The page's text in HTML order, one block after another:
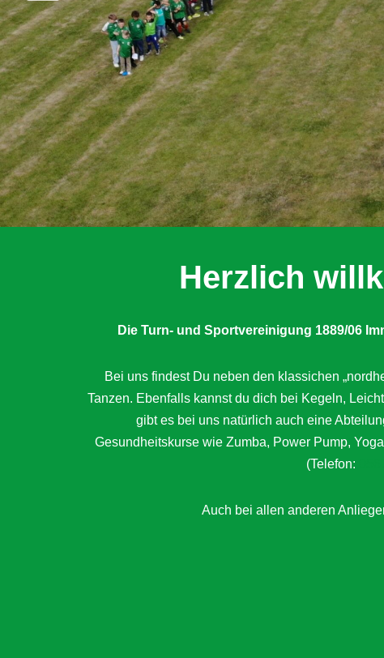
Herzlich
Die Turn- und Sportvereinigung 1889/06
Bei uns findest Du neben den klassichen
Tanzen. Ebenfalls kannst du dich bei Kegeln,
gibt es bei uns natürlich auch eine
Gesundheitskurse wie Zumba, Power Pump,
(Telefon:
Auch bei allen anderen